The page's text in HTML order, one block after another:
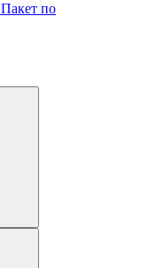
Пакет по